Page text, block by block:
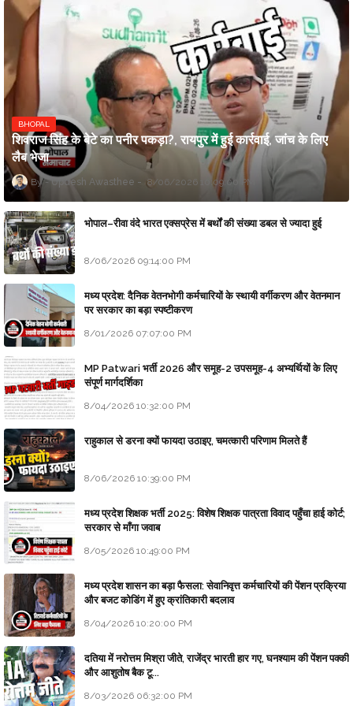
BHOPAL
शिवराज सिंह के बेटे का पनीर पकड़ा?, रायपुर में हुई कार्रवाई, जांच के लिए
लैब भेजा
Updesh Awasthee 8/06/2026 10:09:00 PM
भोपाल–रीवा वंदे भारत एक्सप्रेस में बर्थों की संख्या डबल से ज्यादा हुई
8/06/2026 09:14:00 PM
मध्य प्रदेश: दैनिक वेतनभोगी कर्मचारियों के स्थायी वर्गीकरण और वेतनमान
पर सरकार का बड़ा स्पष्टीकरण
8/01/2026 07:07:00 PM
MP Patwari भर्ती 2026 और समूह-2 उपसमूह-4 अभ्यर्थियों के लिए
संपूर्ण मार्गदर्शिका
8/04/2026 10:32:00 PM
राहुकाल से डरना क्यों फायदा उठाइए, चमत्कारी परिणाम मिलते हैं
8/06/2026 10:39:00 PM
मध्य प्रदेश शिक्षक भर्ती 2025: विशेष शिक्षक पात्रता विवाद पहुँचा हाई कोर्ट;
सरकार से माँगा जवाब
8/05/2026 10:49:00 PM
मध्य प्रदेश शासन का बड़ा फैसला: सेवानिवृत्त कर्मचारियों की पेंशन प्रक्रिया
और बजट कोडिंग में हुए क्रांतिकारी बदलाव
8/04/2026 10:20:00 PM
दतिया में नरोत्तम मिश्रा जीते, राजेंद्र भारती हार गए, घनश्याम की पेंशन पक्की
और आशुतोष बैक टू...
8/03/2026 06:32:00 PM